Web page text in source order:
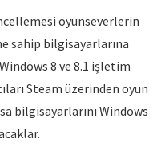
oyunseverlerin
sahip bilgisayarlarına
8 ve 8.1 işletim
Steam üzerinden oyun
bilgisayarlarını Windows